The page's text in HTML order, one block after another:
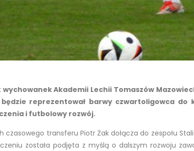
wychowanek Akademii Lechii Tomaszów
reprezentował barwy czwartoligowca
i futbolowy rozwój.
czasowego transferu Piotr Żak dołącza do zespołu
została podjęta z myślą o dalszym rozwoju